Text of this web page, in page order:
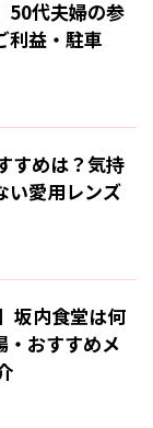
50代夫婦の参
利益・駐車
すめは？気持
い愛用レンズ
坂内食堂は何
・おすすめメ